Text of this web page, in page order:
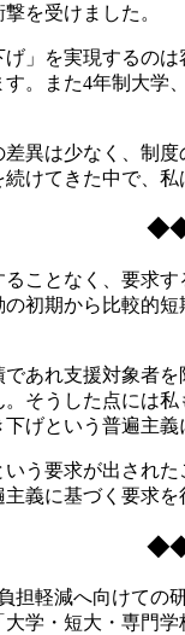
を受けました。
」を実現するの
。また4年制大
は少なく、制
けてきた中で、私
ことなく、要求
初期から比較的
あれ支援対象者
そうした点には
げという普遍主
う要求が出され
義に基づく要求を
軽減へ向けて
学・短大・専門